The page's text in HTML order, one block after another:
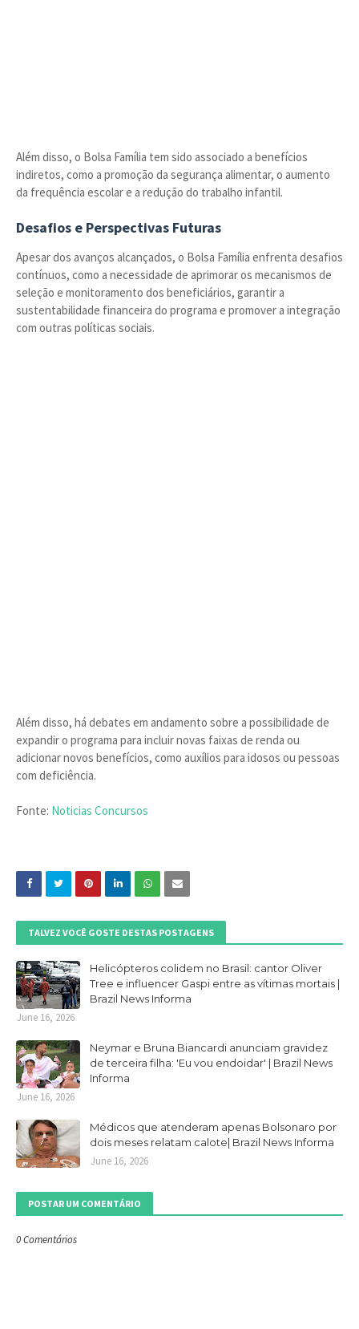
Além disso, o Bolsa Família tem sido associado a benefícios
indiretos, como a promoção da segurança alimentar, o aumento
da frequência escolar e a redução do trabalho infantil.
Desafios e Perspectivas Futuras
Apesar dos avanços alcançados, o Bolsa Família enfrenta desafios
contínuos, como a necessidade de aprimorar os mecanismos de
seleção e monitoramento dos beneficiários, garantir a
sustentabilidade financeira do programa e promover a integração
com outras políticas sociais.
Além disso, há debates em andamento sobre a possibilidade de
expandir o programa para incluir novas faixas de renda ou
adicionar novos benefícios, como auxílios para idosos ou pessoas
com deficiência.
Fonte: Noticias Concursos
TALVEZ VOCÊ GOSTE DESTAS POSTAGENS
Helicópteros colidem no Brasil: cantor Oliver
Tree e influencer Gaspi entre as vítimas mortais |
Brazil News Informa
June 16, 2026
Neymar e Bruna Biancardi anunciam gravidez
de terceira filha: 'Eu vou endoidar' | Brazil News
Informa
June 16, 2026
Médicos que atenderam apenas Bolsonaro por
dois meses relatam calote| Brazil News Informa
June 16, 2026
POSTAR UM COMENTÁRIO
0 Comentários